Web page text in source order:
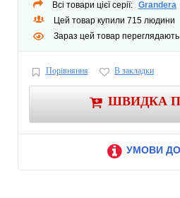
GROHE QuickFix® быстрая монтажная
минимальное давление 1,0 бар
Всі товари цієї серії: Grandera
Цей товар купили 715 людини
Зараз цей товар
Порівняння В закладки
ШВИДКА
УМОВИ